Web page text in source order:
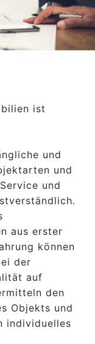
ist
und
und
und
aus erster
können
der
auf
den
Objekts und
individuelles